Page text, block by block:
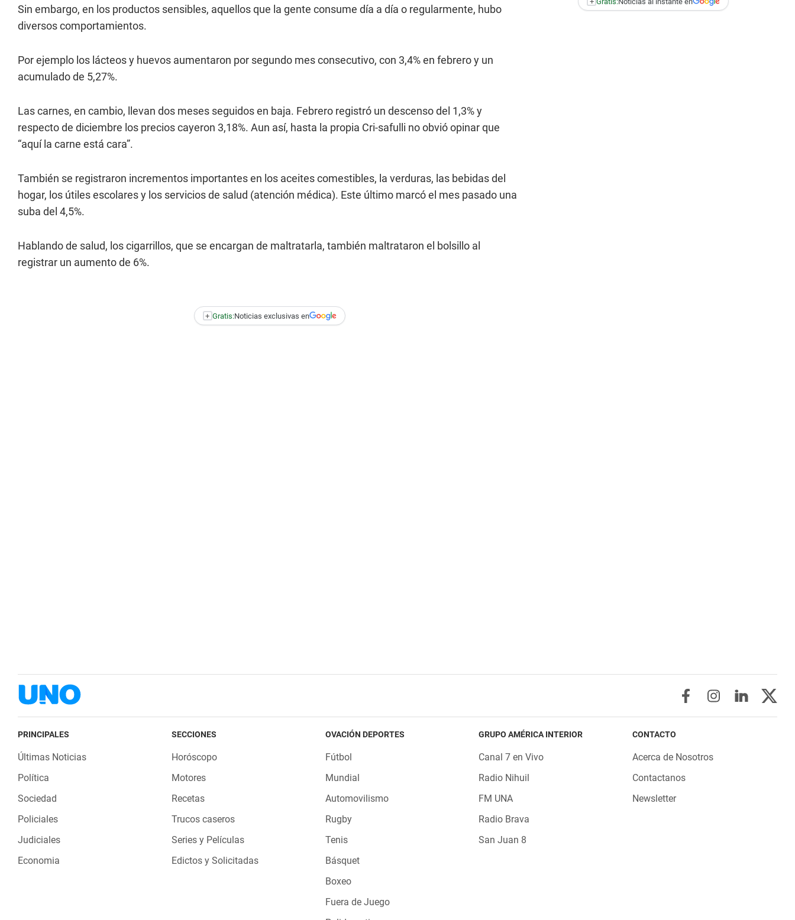
Sin embargo, en los productos sensibles, aquellos que la gente consume día a día o regularmente, hubo
diversos comportamientos.
Por ejemplo los lácteos y huevos aumentaron por segundo mes consecutivo, con 3,4% en febrero y un
acumulado de 5,27%.
Las carnes, en cambio, llevan dos meses seguidos en baja. Febrero registró un descenso del 1,3% y
respecto de diciembre los precios cayeron 3,18%. Aun así, hasta la propia Cri-safulli no obvió opinar que
“aquí la carne está cara”.
También se registraron incrementos importantes en los aceites comestibles, la verduras, las bebidas del
hogar, los útiles escolares y los servicios de salud (atención médica). Este último marcó el mes pasado una
suba del 4,5%.
Hablando de salud, los cigarrillos, que se encargan de maltratarla, también maltrataron el bolsillo al
registrar un aumento de 6%.
+ Gratis:Noticias exclusivas en
PRINCIPALES
Últimas Noticias
Política
Sociedad
Policiales
Judiciales
Economia
SECCIONES
Horóscopo
Motores
Recetas
Trucos caseros
Series y Películas
Edictos y Solicitadas
OVACIÓN DEPORTES
Fútbol
Mundial
Automovilismo
Rugby
Tenis
Básquet
Boxeo
Fuera de Juego
GRUPO AMÉRICA INTERIOR
Canal 7 en Vivo
Radio Nihuil
FM UNA
Radio Brava
San Juan 8
CONTACTO
Acerca de Nosotros
Contactanos
Newsletter